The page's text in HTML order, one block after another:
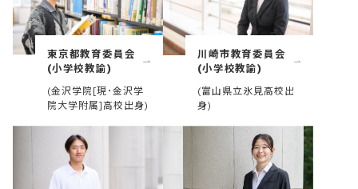
東京都教育委員会
(小学校教諭)
(金沢学院[現･金沢学
院大学附属]高校出身)
川崎市教育委員会
(小学校教諭)
(富山県立氷見高校出
身)